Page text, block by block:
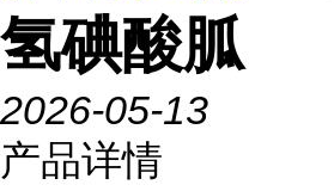
氢碘酸胍
2026-05-13
产品详情